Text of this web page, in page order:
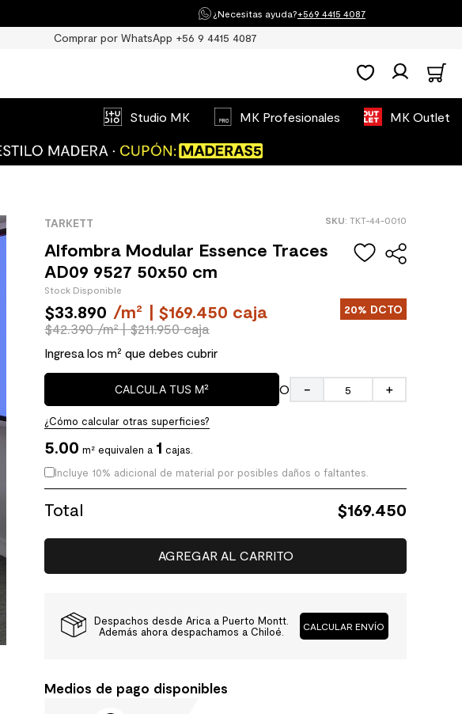
¿Necesitas ayuda?+569 4415 4087
Comprar por WhatsApp +56 9 4415 4087
Studio MK MK Profesionales MK Outlet
TARKETT : TKT-44-0010
Alfombra Modular Essence Traces
AD09 9527 50x50 cm
Stock Disponible
$33.890 /m² | $169.450 caja 20% DCTO
$42.390 /m²| $211.950 caja
Ingresa los m² que debes cubrir
CALCULA TUS M² O ＋
－
¿Cómo calcular otras superficies?
5.00 m² equivalen a 1 cajas.
Incluye 10% adicional de material por posibles daños o faltantes.
Total $169.450
AGREGAR AL CARRITO
Despachos desde Arica a Puerto Montt.
Además ahora despachamos a Chiloé.
CALCULAR ENVÍO
Medios de pago disponibles